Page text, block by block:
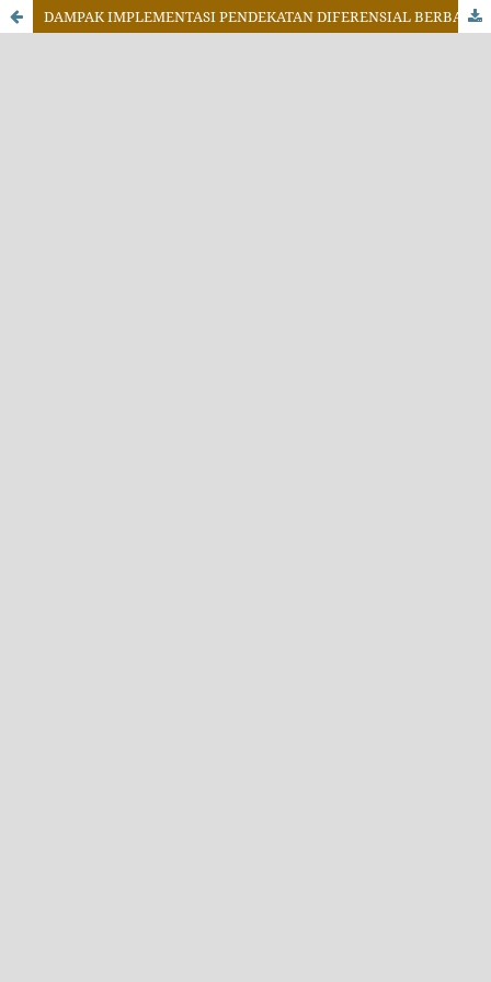
DAMPAK IMPLEMENTASI PENDEKATAN DIFERENSIAL BERBASIS PROJEK TERHADAP BERPIKIR KREATIF PESERTA DIDIK